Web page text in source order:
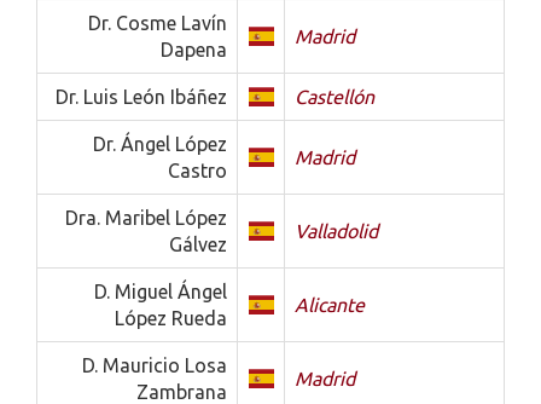
Dr. Cosme Lavín
Dapena
Madrid
Dr. Luis León Ibáñez Castellón
Dr. Ángel López
Castro
Madrid
Dra. Maribel López
Gálvez
Valladolid
D. Miguel Ángel
López Rueda
Alicante
D. Mauricio Losa
Zambrana
Madrid